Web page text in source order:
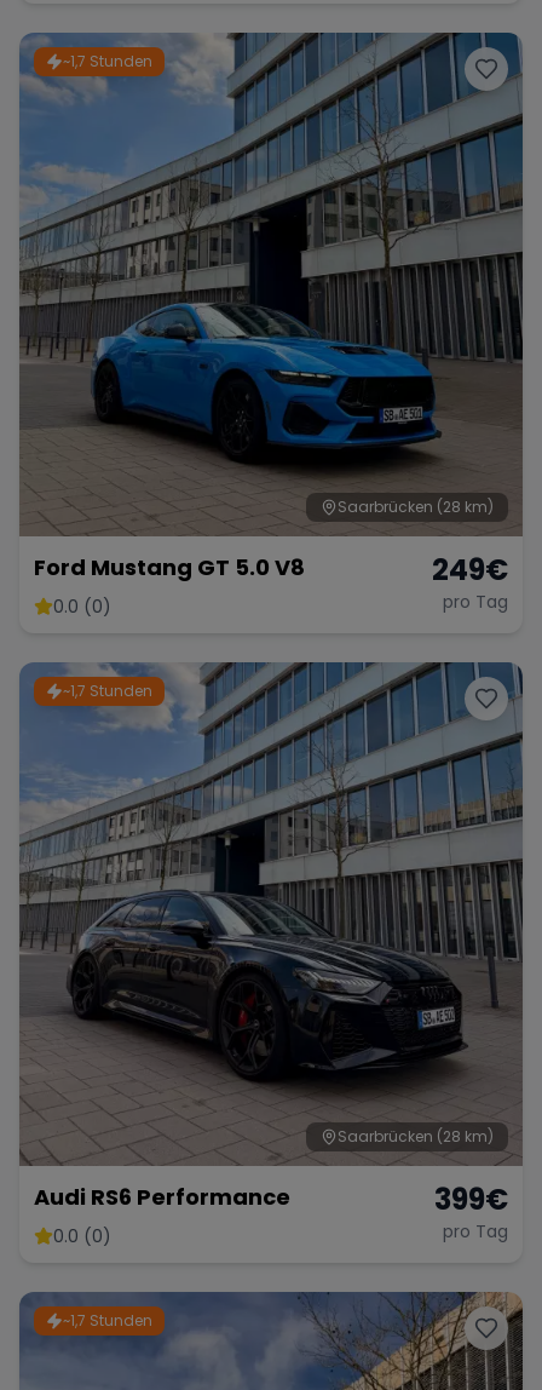
~1,7 Stunden
Saarbrücken (28 km)
Ford Mustang GT 5.0 V8
0.0 (0)
249€
pro Tag
~1,7 Stunden
Saarbrücken (28 km)
Audi RS6 Performance
0.0 (0)
399€
pro Tag
~1,7 Stunden